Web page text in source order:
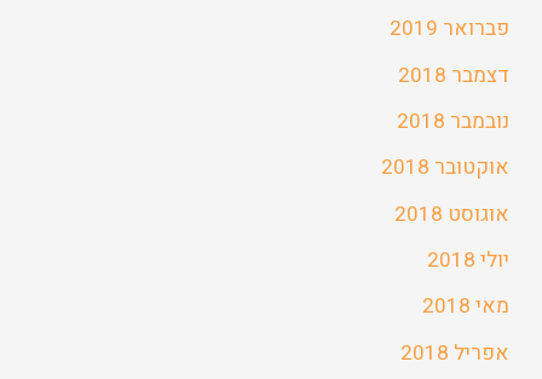
פברואר 2019
דצמבר 2018
נובמבר 2018
אוקטובר 2018
אוגוסט 2018
יולי 2018
מאי 2018
אפריל 2018